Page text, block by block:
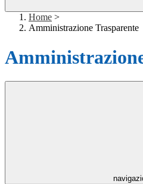
Home >
Amministrazione Trasparente